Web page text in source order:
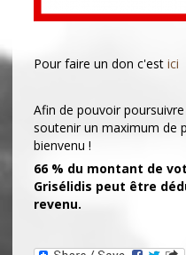
Pour faire un don c'est ici
Afin de pouvoir
soutenir un maximum de
bienvenu !
66 % du montant de
Grisélidis peut être
revenu.